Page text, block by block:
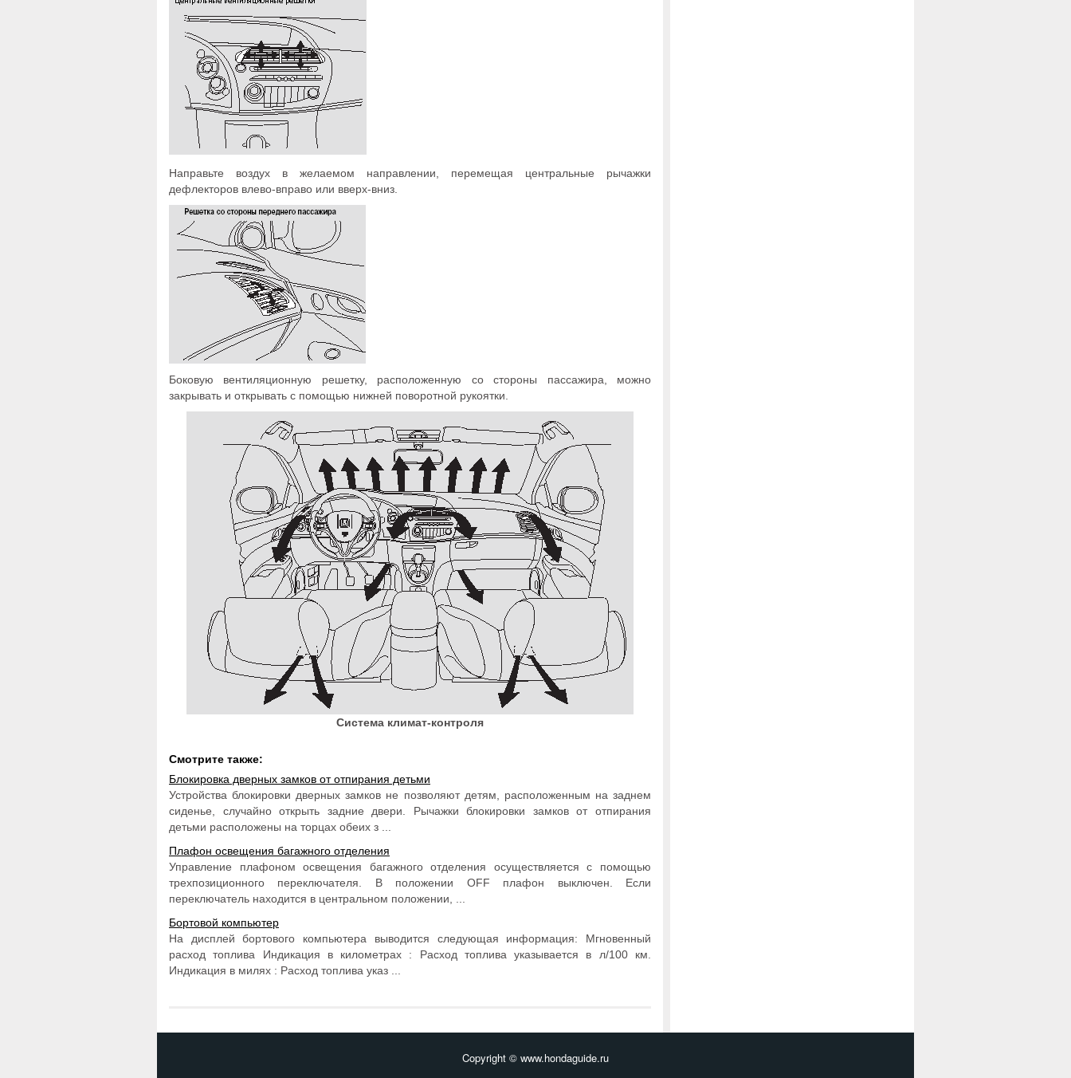
Направьте воздух в желаемом направлении, перемещая центральные рычажки
дефлекторов влево-вправо или вверх-вниз.
Боковую вентиляционную решетку, расположенную со стороны пассажира, можно
закрывать и открывать с помощью нижней поворотной рукоятки.
Система климат-контроля
Смотрите также:
Блокировка дверных замков от отпирания детьми
Устройства блокировки дверных замков не позволяют детям, расположенным на заднем
сиденье, случайно открыть задние двери. Рычажки блокировки замков от отпирания
детьми расположены на торцах обеих з ...
Плафон освещения багажного отделения
Управление плафоном освещения багажного отделения осуществляется с помощью
трехпозиционного переключателя. В положении OFF плафон выключен. Если
переключатель находится в центральном положении, ...
Бортовой компьютер
На дисплей бортового компьютера выводится следующая информация: Мгновенный
расход топлива Индикация в километрах : Расход топлива указывается в л/100 км.
Индикация в милях : Расход топлива указ ...
Copyright © www.hondaguide.ru